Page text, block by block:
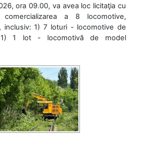
ora 09.00, va avea loc licitaţia cu
comercializarea a 8 locomotive,
inclusiv: 1) 7 loturi - locomotive de
1 lot - locomotivă de model